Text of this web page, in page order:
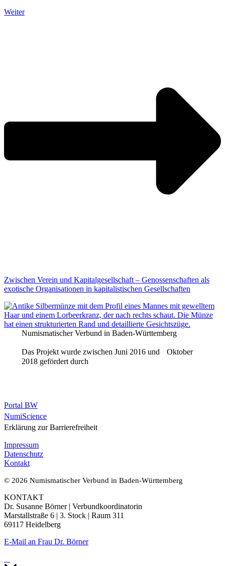
Weiter
Zwischen Verein und Kapitalgesellschaft – Genossenschaften als
exotische Organisationen in kapitalistischen Gesellschaften
Numismatischer Verbund in Baden-Württemberg
Das Projekt wurde zwischen Juni 2016 und Oktober
2018 gefördert durch
Portal BW
NumiScience
Erklärung zur Barrierefreiheit
Impressum
Datenschutz
Kontakt
© 2026 Numismatischer Verbund in Baden-Württemberg
KONTAKT
Dr. Susanne Börner | Verbundkoordinatorin
Marstallstraße 6 | 3. Stock | Raum 311
69117 Heidelberg
E-Mail an Frau Dr. Börner